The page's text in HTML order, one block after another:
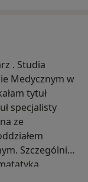
. Studia
Medycznym w
tytuł
specjalisty
ze
Szczególnie
bóle